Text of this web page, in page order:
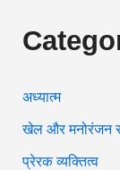
अध्यात्म
खेल और मनोरंजन
प्रेरक व्यक्तित्व